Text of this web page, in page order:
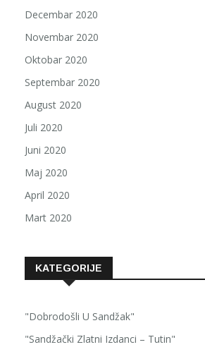
Decembar 2020
Novembar 2020
Oktobar 2020
Septembar 2020
August 2020
Juli 2020
Juni 2020
Maj 2020
April 2020
Mart 2020
KATEGORIJE
"Dobrodošli U Sandžak"
"Sandžački Zlatni Izdanci – Tutin"